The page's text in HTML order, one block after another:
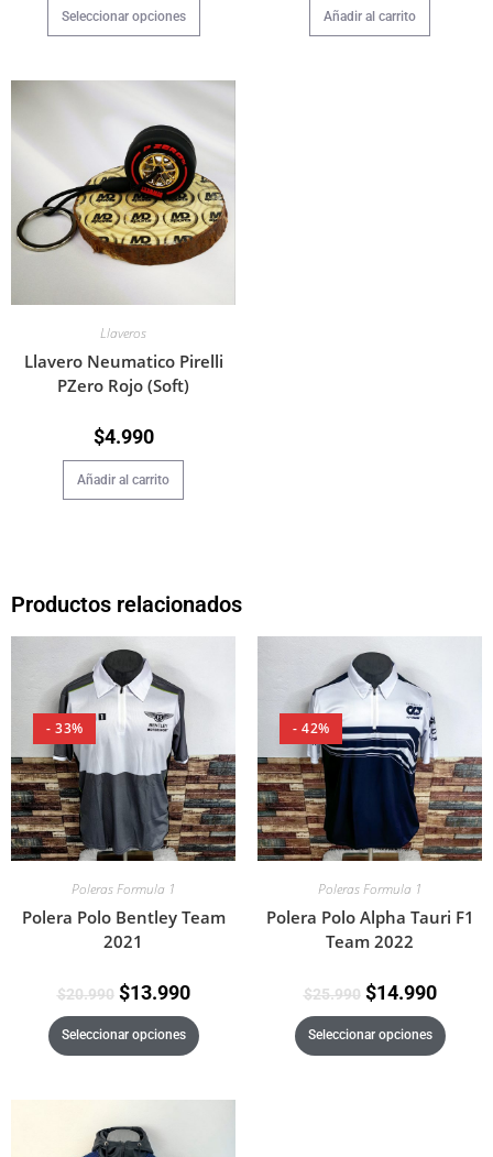
Seleccionar opciones Añadir al carrito
Llaveros
Llavero Neumatico Pirelli
PZero Rojo (Soft)
$4.990
Añadir al carrito
Productos relacionados
- 33%
Poleras Formula 1
Polera Polo Bentley Team
2021
$20.990 $13.990
Seleccionar opciones
- 42%
Poleras Formula 1
Polera Polo Alpha Tauri F1
Team 2022
$25.990 $14.990
Seleccionar opciones